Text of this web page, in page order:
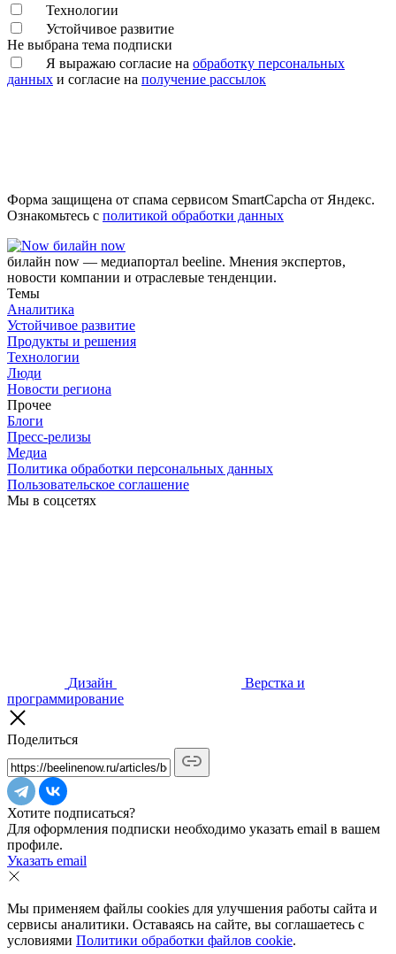
Технологии
Устойчивое развитие
Не выбрана тема подписки
Я выражаю согласие на обработку персональных
данных и согласие на получение рассылок
Форма защищена от спама сервисом SmartCapcha от Яндекс.
Ознакомьтесь с политикой обработки данных
билайн now
билайн now — медиапортал beeline. Мнения экспертов,
новости компании и отраслевые тенденции.
Темы
Аналитика
Устойчивое развитие
Продукты и решения
Технологии
Люди
Новости региона
Прочее
Блоги
Пресс-релизы
Медиа
Политика обработки персональных данных
Пользовательское соглашение
Мы в соцсетях
Дизайн
Верстка и
программирование
Поделиться
Хотите подписаться?
Для оформления подписки необходимо указать email в вашем
профиле.
Указать email
Мы применяем файлы cookies для улучшения работы сайта и
сервисы аналитики. Оставаясь на сайте, вы соглашаетесь с
условиями Политики обработки файлов cookie.